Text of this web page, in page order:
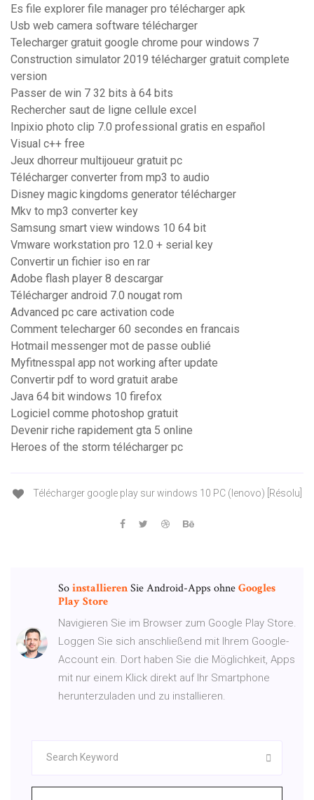
Es file explorer file manager pro télécharger apk
Usb web camera software télécharger
Telecharger gratuit google chrome pour windows 7
Construction simulator 2019 télécharger gratuit complete
version
Passer de win 7 32 bits à 64 bits
Rechercher saut de ligne cellule excel
Inpixio photo clip 7.0 professional gratis en español
Visual c++ free
Jeux dhorreur multijoueur gratuit pc
Télécharger converter from mp3 to audio
Disney magic kingdoms generator télécharger
Mkv to mp3 converter key
Samsung smart view windows 10 64 bit
Vmware workstation pro 12.0 + serial key
Convertir un fichier iso en rar
Adobe flash player 8 descargar
Télécharger android 7.0 nougat rom
Advanced pc care activation code
Comment telecharger 60 secondes en francais
Hotmail messenger mot de passe oublié
Myfitnesspal app not working after update
Convertir pdf to word gratuit arabe
Java 64 bit windows 10 firefox
Logiciel comme photoshop gratuit
Devenir riche rapidement gta 5 online
Heroes of the storm télécharger pc
Télécharger google play sur windows 10 PC (lenovo) [Résolu]
SoinstallierenSie Android-Apps ohneGoogles
PlayStore
Navigieren Sie im Browser zum Google Play Store.
Loggen Sie sich anschließend mit Ihrem Google-
Account ein. Dort haben Sie die Möglichkeit, Apps
mit nur einem Klick direkt auf Ihr Smartphone
herunterzuladen und zu installieren.